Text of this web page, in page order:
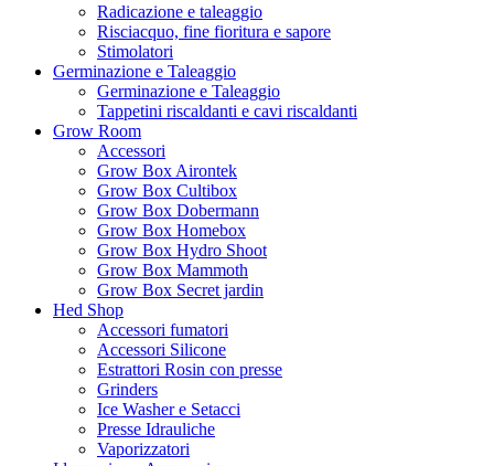
Radicazione e taleaggio
Risciacquo, fine fioritura e sapore
Stimolatori
Germinazione e Taleaggio
Germinazione e Taleaggio
Tappetini riscaldanti e cavi riscaldanti
Grow Room
Accessori
Grow Box Airontek
Grow Box Cultibox
Grow Box Dobermann
Grow Box Homebox
Grow Box Hydro Shoot
Grow Box Mammoth
Grow Box Secret jardin
Hed Shop
Accessori fumatori
Accessori Silicone
Estrattori Rosin con presse
Grinders
Ice Washer e Setacci
Presse Idrauliche
Vaporizzatori